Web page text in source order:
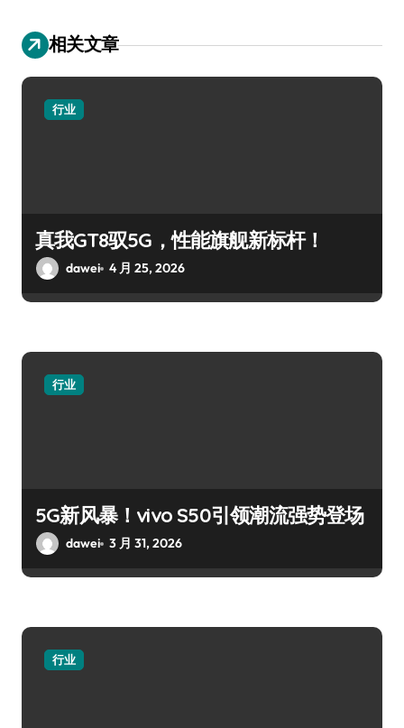
相关文章
行业
真我GT8驭5G，性能旗舰新标杆！
dawei 4 月 25, 2026
行业
5G新风暴！vivo S50引领潮流强势登场
dawei 3 月 31, 2026
行业